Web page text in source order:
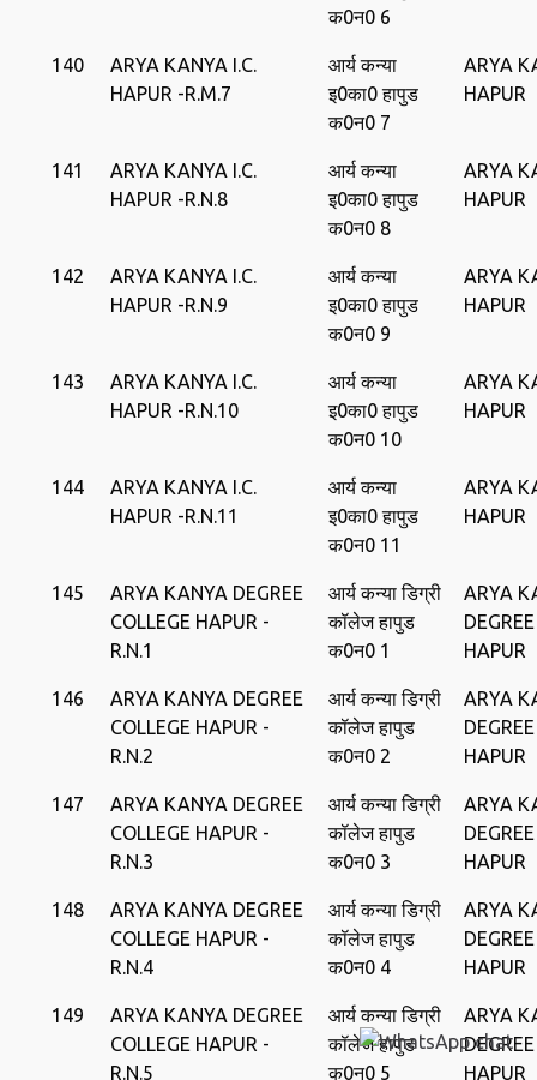
क0न0 6
140
ARYA KANYA I.C.
HAPUR -R.M.7
आर्य कन्‍या
इ0का0 हापुड
क0न0 7
ARYA
HAPUR
141
ARYA KANYA I.C.
HAPUR -R.N.8
आर्य कन्‍या
इ0का0 हापुड
क0न0 8
ARYA
HAPUR
142
ARYA KANYA I.C.
HAPUR -R.N.9
आर्य कन्‍या
इ0का0 हापुड
क0न0 9
ARYA
HAPUR
143
ARYA KANYA I.C.
HAPUR -R.N.10
आर्य कन्‍या
इ0का0 हापुड
क0न0 10
ARYA
HAPUR
144
ARYA KANYA I.C.
HAPUR -R.N.11
आर्य कन्‍या
इ0का0 हापुड
क0न0 11
ARYA
HAPUR
145
ARYA KANYA DEGREE
COLLEGE HAPUR -
R.N.1
आर्य कन्‍या डिग्री
कॉलेज हापुड
क0न0 1
ARYA
HAPUR
146
ARYA KANYA DEGREE
COLLEGE HAPUR -
R.N.2
आर्य कन्‍या डिग्री
कॉलेज हापुड
क0न0 2
ARYA
HAPUR
147
ARYA KANYA DEGREE
COLLEGE HAPUR -
R.N.3
आर्य कन्‍या डिग्री
कॉलेज हापुड
क0न0 3
ARYA
HAPUR
148
ARYA KANYA DEGREE
COLLEGE HAPUR -
R.N.4
आर्य कन्‍या डिग्री
कॉलेज हापुड
क0न0 4
ARYA
HAPUR
149
ARYA KANYA DEGREE
COLLEGE HAPUR -
R.N.5
आर्य कन्‍या डिग्री
कॉलेज हापुड
क0न0 5
ARYA
HAPUR